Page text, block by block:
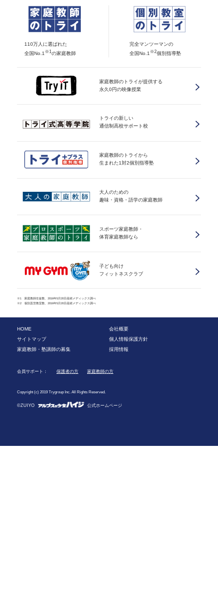
110万人に選ばれた
全国No.1 ※1 の家庭教師
完全マンツーマンの
全国No.1 ※2個別指導塾
家庭教師のトライが提供する
永久0円の映像授業
トライの新しい
通信制高校サポート校
家庭教師のトライから
生まれた1対2個別指導塾
大人のための
趣味・資格・語学の家庭教師
スポーツ家庭教師・
体育家庭教師なら
子ども向け
フィットネスクラブ
※1 家庭教師生徒数、2016年5月20日産經メディックス調べ
※2 個別直営教室数、2016年5月20日産經メディックス調べ
HOME
会社概要
サイトマップ
個人情報保護方針
家庭教師・塾講師の募集
採用情報
会員サポート： 保護者の方 家庭教師の方
Copyright (c) 2019 Trygroup Inc. All Rights Reserved.
©ZUIYO 公式ホームページ